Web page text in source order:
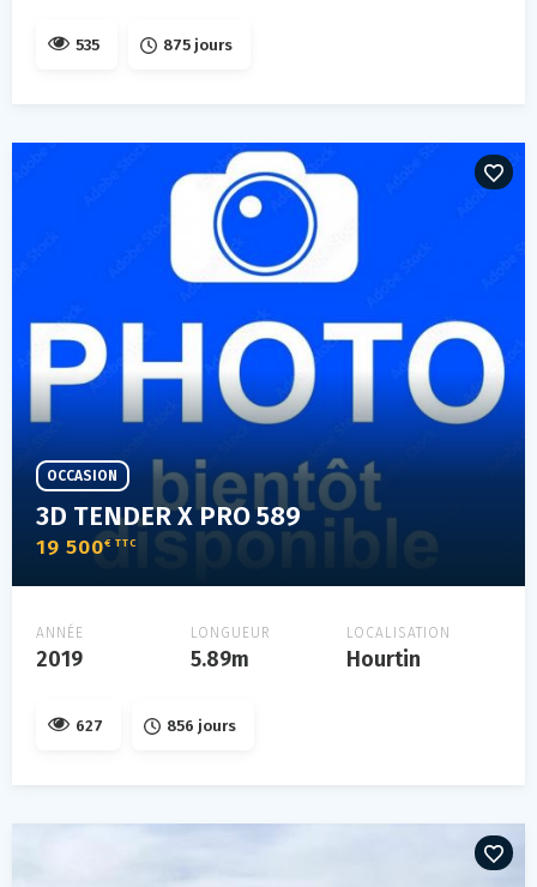
535 875 jours
3D TENDER X PRO 589
19 500€ TTC
OCCASION
ANNÉE
2019
LONGUEUR
5.89m
LOCALISATION
Hourtin
627 856 jours